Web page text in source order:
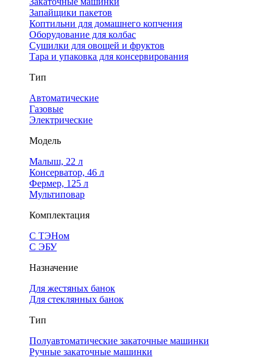
Запайщики пакетов
Коптильни для домашнего копчения
Оборудование для колбас
Сушилки для овощей и фруктов
Тара и упаковка для консервирования
Тип
Автоматические
Газовые
Электрические
Модель
Малыш, 22 л
Консерватор, 46 л
Фермер, 125 л
Мультиповар
Комплектация
С ТЭНом
С ЭБУ
Назначение
Для жестяных банок
Для стеклянных банок
Тип
Полуавтоматические закаточные машинки
Ручные закаточные машинки